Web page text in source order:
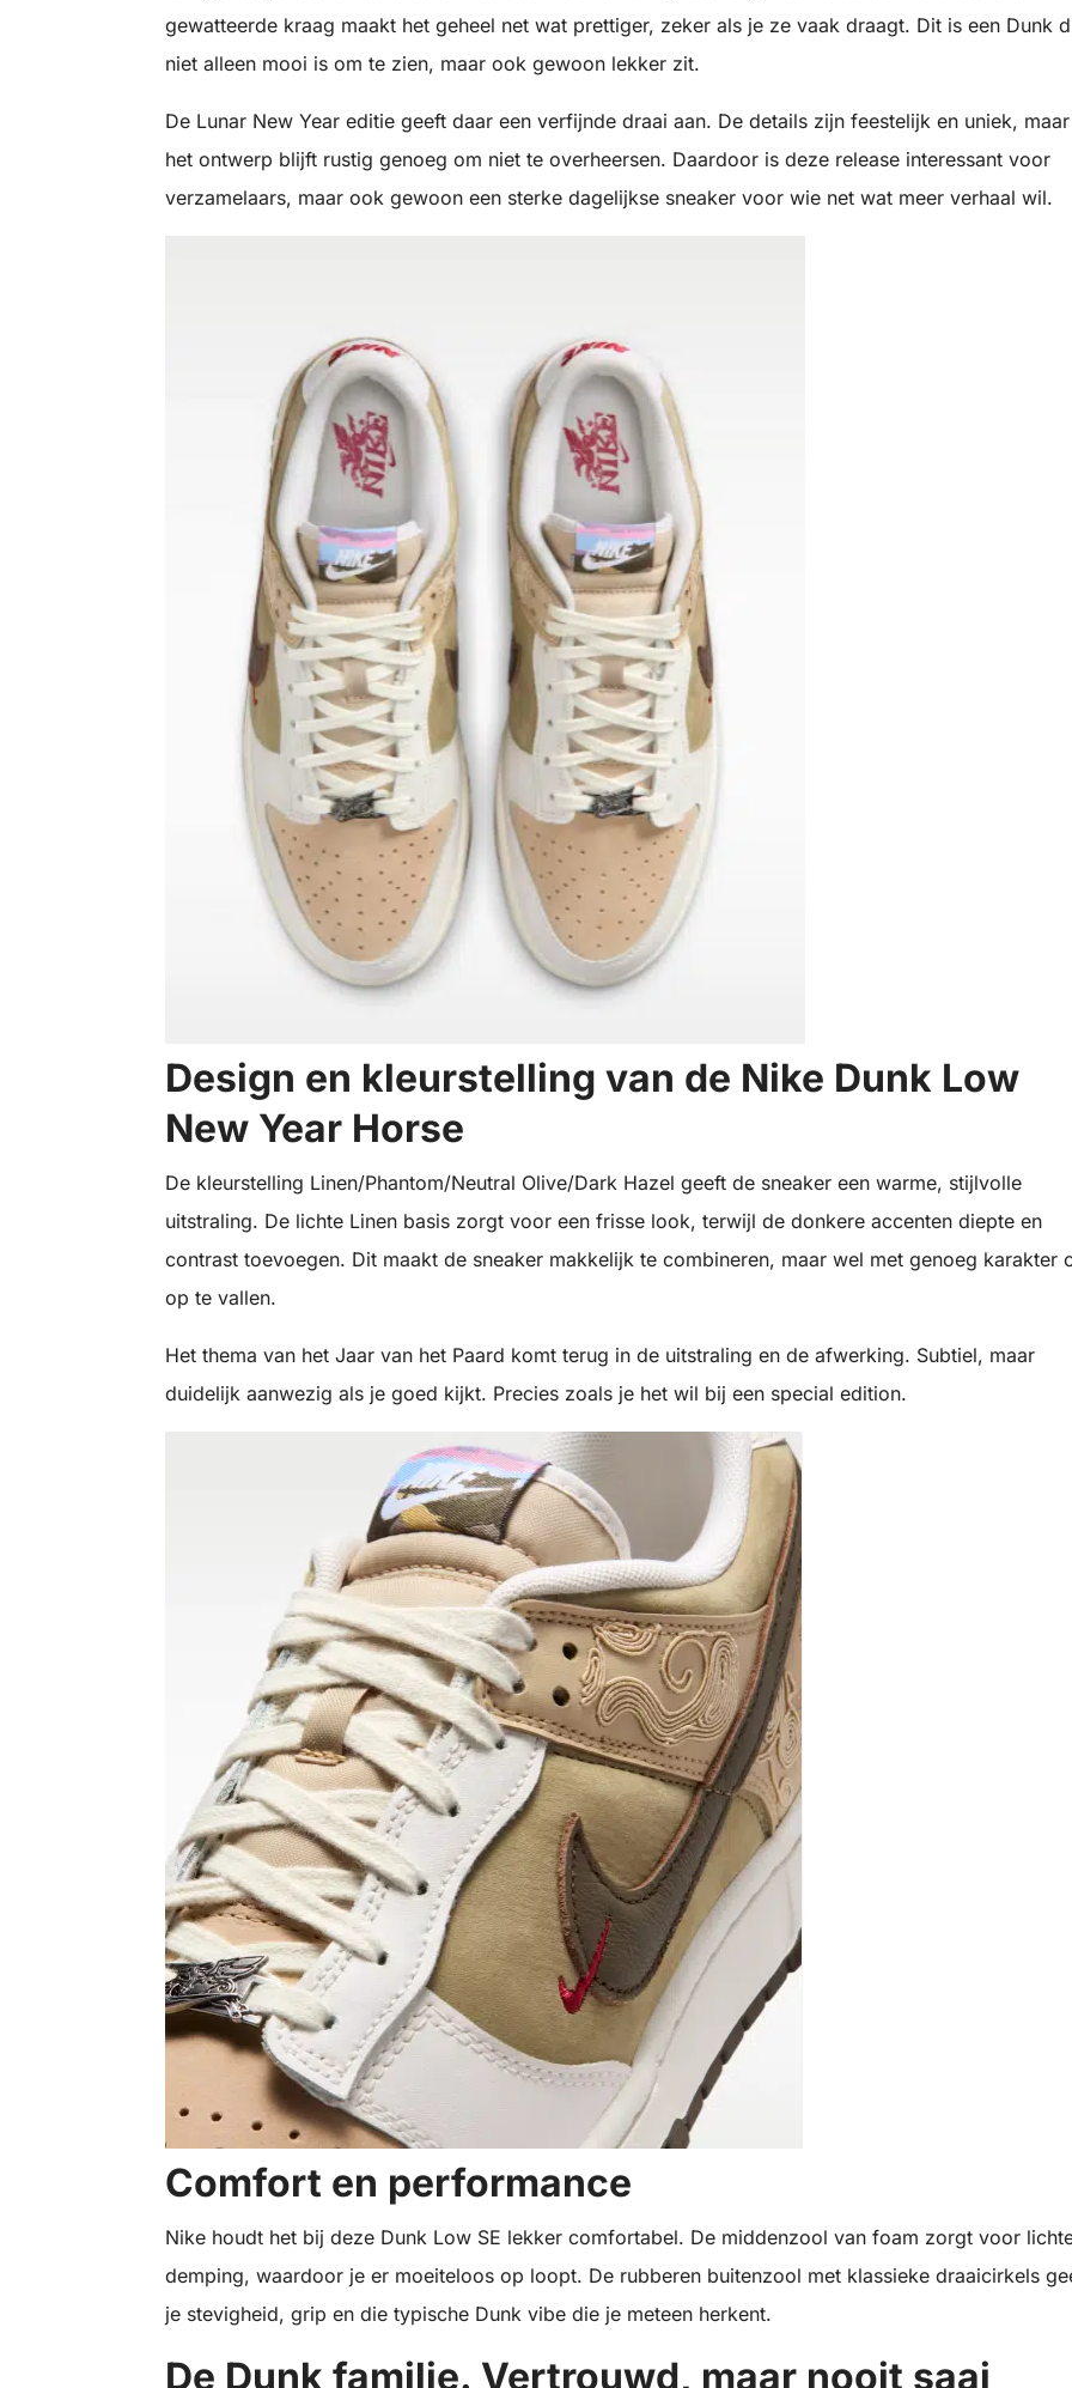
gewatteerde kraag maakt het geheel net wat prettiger, zeker als je ze vaak draagt. Dit is een Dunk
niet alleen mooi is om te zien, maar ook gewoon lekker zit.
De Lunar New Year editie geeft daar een verfijnde draai aan. De details zijn feestelijk en uniek, maar
het ontwerp blijft rustig genoeg om niet te overheersen. Daardoor is deze release interessant voor
verzamelaars, maar ook gewoon een sterke dagelijkse sneaker voor wie net wat meer verhaal wil.
Design en kleurstelling van de Nike Dunk Low
New Year Horse
De kleurstelling Linen/Phantom/Neutral Olive/Dark Hazel geeft de sneaker een warme, stijlvolle
uitstraling. De lichte Linen basis zorgt voor een frisse look, terwijl de donkere accenten diepte en
contrast toevoegen. Dit maakt de sneaker makkelijk te combineren, maar wel met genoeg karakter
op te vallen.
Het thema van het Jaar van het Paard komt terug in de uitstraling en de afwerking. Subtiel, maar
duidelijk aanwezig als je goed kijkt. Precies zoals je het wil bij een special edition.
Comfort en performance
Nike houdt het bij deze Dunk Low SE lekker comfortabel. De middenzool van foam zorgt voor
demping, waardoor je er moeiteloos op loopt. De rubberen buitenzool met klassieke draaicirkels
je stevigheid, grip en die typische Dunk vibe die je meteen herkent.
De Dunk familie. Vertrouwd, maar nooit saai